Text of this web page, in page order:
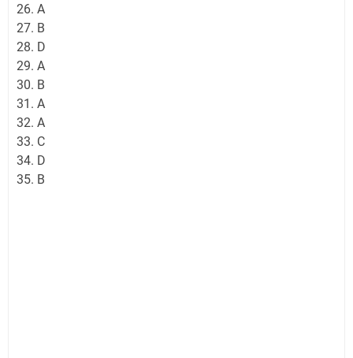
26. A
27. B
28. D
29. A
30. B
31. A
32. A
33. C
34. D
35. B